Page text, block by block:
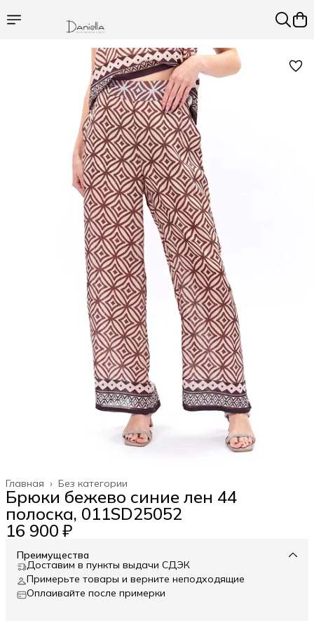
Без категории
Главная ›
Брюки бежево синие лен 44
полоска, 011SD25052
16 900 ₽
Преимущества
Доставим в пункты выдачи СДЭК
Примерьте товары и верните неподходящие
Оплаивайте после примерки